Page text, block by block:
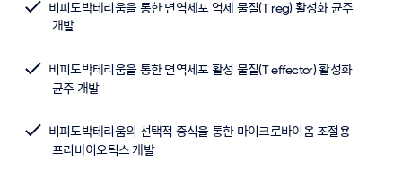
비피도박테리움을 통한 면역세포 억제 물질(T reg) 활성화 균주
개발
비피도박테리움을 통한 면역세포 활성 물질(T effector) 활성화
균주 개발
비피도박테리움의 선택적 증식을 통한 마이크로바이옴 조절용
프리바이오틱스 개발